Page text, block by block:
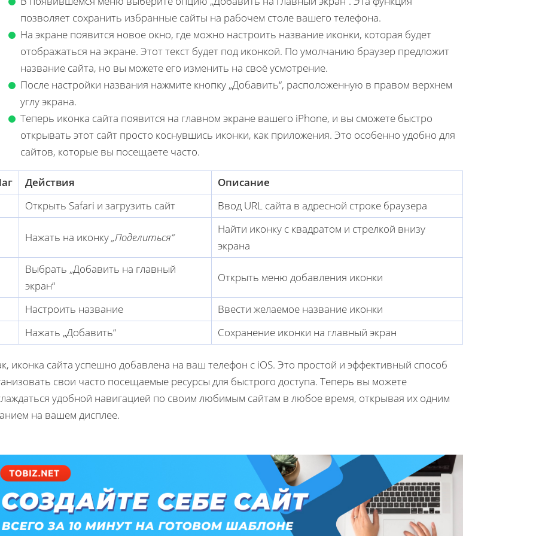
позволяет сохранить избранные сайты на рабочем столе вашего телефона.
На экране появится новое окно, где можно настроить название иконки, которая будет
отображаться на экране. Этот текст будет под иконкой. По умолчанию браузер предложит
название сайта, но вы можете его изменить на своё усмотрение.
После настройки названия нажмите кнопку „Добавить“, расположенную в правом верхнем
углу экрана.
Теперь иконка сайта появится на главном экране вашего iPhone, и вы сможете быстро
открывать этот сайт просто коснувшись иконки, как приложения. Это особенно удобно для
сайтов, которые вы посещаете часто.
Действия
Описание
Открыть Safari и загрузить сайт Ввод URL сайта в адресной строке браузера
Нажать на иконку„Поделиться“
Найти иконку с квадратом и стрелкой внизу
экрана
Выбрать „Добавить на главный
экран“
Открыть меню добавления иконки
Настроить название
Ввести желаемое название иконки
Нажать „Добавить“ Сохранение иконки на главный экран
иконка сайта успешно добавлена на ваш телефон с iOS. Это простой и эффективный способ
свои часто посещаемые ресурсы для быстрого доступа. Теперь вы можете
удобной навигацией по своим любимым сайтам в любое время, открывая их одним
на вашем дисплее.